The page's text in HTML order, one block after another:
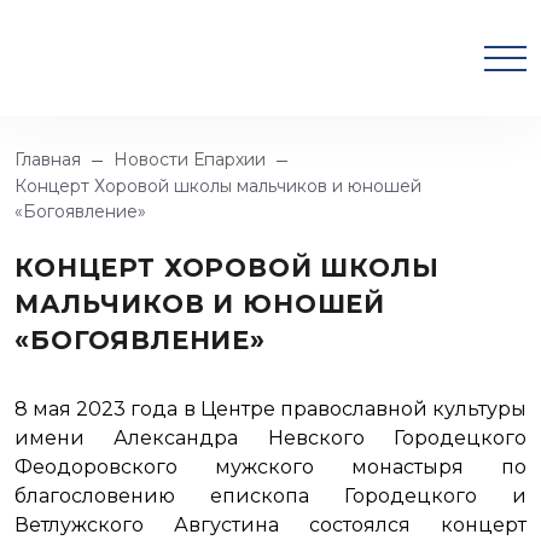
Главная
Новости Епархии
Концерт Хоровой школы мальчиков и юношей
«Богоявление»
КОНЦЕРТ ХОРОВОЙ ШКОЛЫ
МАЛЬЧИКОВ И ЮНОШЕЙ
«БОГОЯВЛЕНИЕ»
8 мая 2023 года в Центре православной культуры
имени Александра Невского Городецкого
Феодоровского мужского монастыря по
благословению епископа Городецкого и
Ветлужского Августина состоялся концерт